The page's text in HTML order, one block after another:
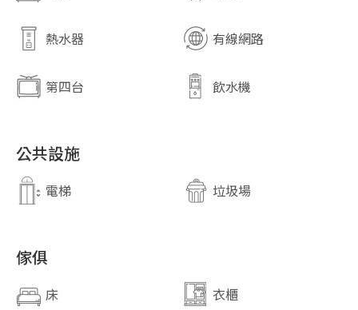
熱水器 有線網路
第四台 飲水機
公共設施
電梯 垃圾場
傢俱
床 衣櫃